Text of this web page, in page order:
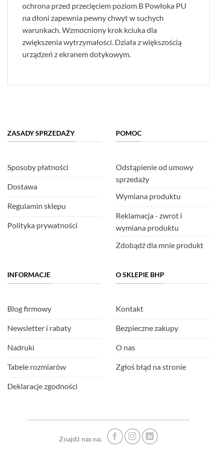
ochrona przed przecięciem poziom B Powłoka PU
na dłoni zapewnia pewny chwyt w suchych
warunkach. Wzmocniony krok kciuka dla
zwiększenia wytrzymałości. Działa z większością
urządzeń z ekranem dotykowym.
ZASADY SPRZEDAŻY
Sposoby płatności
Dostawa
Regulamin sklepu
Polityka prywatności
POMOC
Odstąpienie od umowy
sprzedaży
Wymiana produktu
Reklamacja - zwrot i
wymiana produktu
Zdobądź dla mnie produkt
INFORMACJE
Blog firmowy
Newsletter i rabaty
Nadruki
Tabele rozmiarów
Deklaracje zgodności
O SKLEPIE BHP
Kontakt
Bezpieczne zakupy
O nas
Zgłoś błąd na stronie
Znajdź nas na: